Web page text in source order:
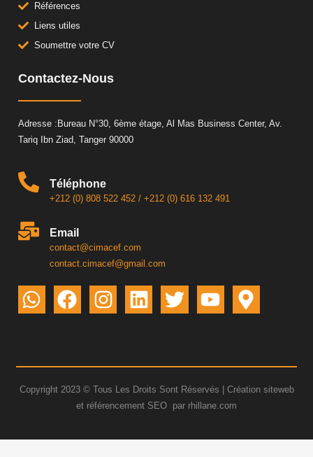
Références
Liens utiles
Soumettre votre CV
Contactez-Nous
Adresse :Bureau N°30, 6ème étage, Al Mas Business Center, Av.
Tariq Ibn Ziad, Tanger 90000
Téléphone
+212 (0) 808 522 452/ +212 (0) 616 132 491
Email
contact@cimacef.com
contact.cimacef@gmail.com
Copyright 2023 © Tous Les Droits Sont Réservés | Création siteweb
et référencement SEO par rhillane.com